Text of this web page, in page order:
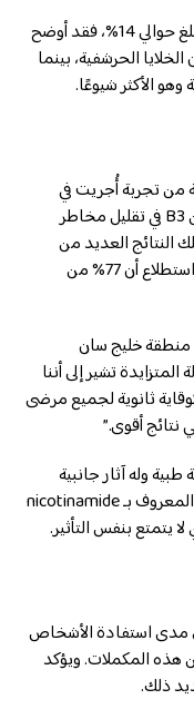
أما الانخفاض العام بين جميع المشاركين فبلغ حوالي 14%، فقد أوضح
الحرشفية، بينما
الأكثر شيوعًا.
من تجربة أُجريت في
أستراليا عام 2015، وأشارت إلى فاعلية فيتامين B3 في تقليل مخاطر
النتائج العديد من
الأطباء إلى التوصية به لمرضاهم، حيث أظهر استطلاع أن 77% من
منطقة خليج سان
تشير إلى أننا
ثانوية لجميع مرضى
أقوى.”
وله آثار جانبية
“طفيفة للغاية”، مع التأكيد على اختيار الشكل المعروف بـ nicotinamide
مدى استفادة الأشخاص
المكملات. ويؤكد
ذلك.